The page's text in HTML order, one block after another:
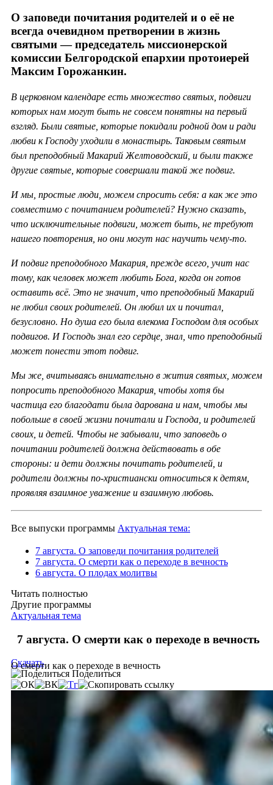
О заповеди почитания родителей и о её не
всегда очевидном претворении в жизнь
святыми — председатель миссионерской
комиссии Белгородской епархии протоиерей
Максим Горожанкин.
В церковном календаре есть множество святых, подвиги
которых нам могут быть не совсем понятны на первый
взгляд. Были святые, которые покидали родной дом и ради
любви к Господу уходили в монастырь. Таковым святым
был преподобный Макарий Желтоводский, и были также
другие святые, которые совершали такой же подвиг.
И мы, простые люди, можем спросить себя: а как же это
совместимо с почитанием родителей? Нужно сказать,
что исключительные подвиги, может быть, не требуют
нашего повторения, но они могут нас научить чему-то.
И подвиг преподобного Макария, прежде всего, учит нас
тому, как человек может любить Бога, когда он готов
оставить всё. Это не значит, что преподобный Макарий
не любил своих родителей. Он любил их и почитал,
безусловно. Но душа его была влекома Господом для особых
подвигов. И Господь знал его сердце, знал, что преподобный
может понести этот подвиг.
Мы же, вчитываясь внимательно в жития святых, можем
попросить преподобного Макария, чтобы хотя бы
частица его благодати была дарована и нам, чтобы мы
побольше в своей жизни почитали и Господа, и родителей
своих, и детей. Чтобы не забывали, что заповедь о
почитании родителей должна действовать в обе
стороны: и дети должны почитать родителей, и
родители должны по-христиански относиться к детям,
проявляя взаимное уважение и взаимную любовь.
Все выпуски программы Актуальная тема:
7 августа. О заповеди почитания родителей
7 августа. О смерти как о переходе в вечность
6 августа. О плодах молитвы
Читать полностью
Другие программы
Актуальная тема
7 августа. О смерти как о переходе в вечность
О смерти как о переходе в вечность
Скачать
Поделиться